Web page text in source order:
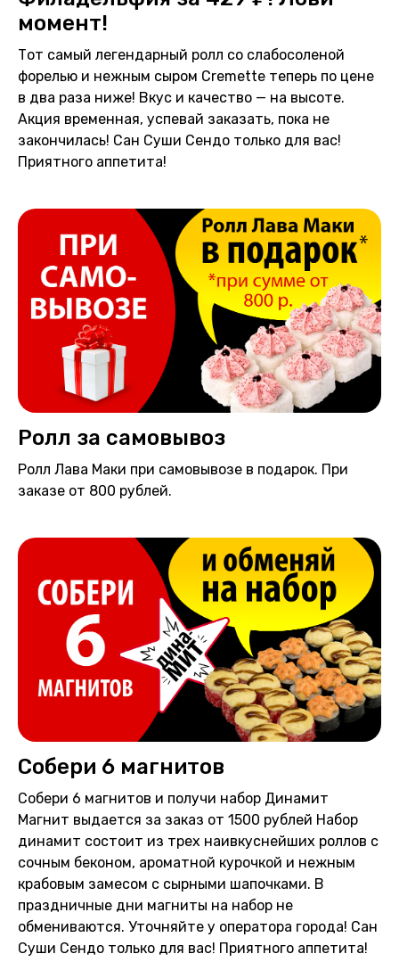
момент!
Тот самый легендарный ролл со слабосоленой
форелью и нежным сыром Cremette теперь по цене
в два раза ниже! Вкус и качество — на высоте.
Акция временная, успевай заказать, пока не
закончилась! Сан Суши Сендо только для вас!
Приятного аппетита!
Ролл за самовывоз
Ролл Лава Маки при самовывозе в подарок. При
заказе от 800 рублей.
Собери 6 магнитов
Собери 6 магнитов и получи набор Динамит
Магнит выдается за заказ от 1500 рублей Набор
динамит состоит из трех наивкуснейших роллов с
сочным беконом, ароматной курочкой и нежным
крабовым замесом с сырными шапочками. В
праздничные дни магниты на набор не
обмениваются. Уточняйте у оператора города! Сан
Суши Сендо только для вас! Приятного аппетита!